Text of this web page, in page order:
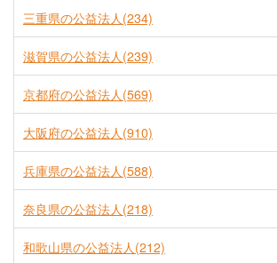
三重県の公益法人(234)
滋賀県の公益法人(239)
京都府の公益法人(569)
大阪府の公益法人(910)
兵庫県の公益法人(588)
奈良県の公益法人(218)
和歌山県の公益法人(212)